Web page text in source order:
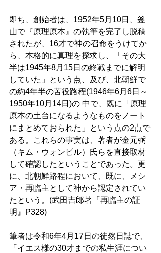
即ち、創始者は、1952年5月10日、釜
山で『原理原本』の執筆を完了し脱稿
されたが、16才で神の召命をうけてか
ら、本格的に真理を探求し、「その大
半は1945年8月15日の終戦までに解明
していた」という点、及び、北朝鮮で
の約4年半の苦役路程(1946年6月6日～
1950年10月14日)の 中で、既に「原理
原本の土台になるようなものをノート
にまとめておられた」という点の2点で
ある。これらの事実は、著者が金元弼
（キム・ウォンピル）氏らを直接取材
して確認したということであった。更
に、北朝鮮路程において、既に、メシ
ア・再臨主として神から認定されてい
たという。(武田吉郎著『再臨主の証
明』P328)
筆者は令和6年4月17日の徒然日誌で、
「イエス様の30才までの私生涯につい